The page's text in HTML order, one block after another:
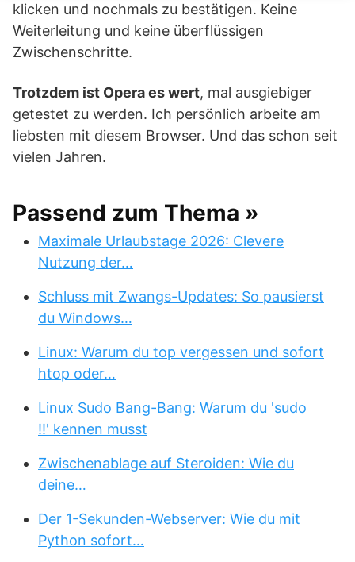
klicken und nochmals zu bestätigen. Keine
Weiterleitung und keine überflüssigen
Zwischenschritte.
Trotzdem ist Opera es wert, mal ausgiebiger
getestet zu werden. Ich persönlich arbeite am
liebsten mit diesem Browser. Und das schon seit
vielen Jahren.
Passend zum Thema »
Maximale Urlaubstage 2026: Clevere
Nutzung der…
Schluss mit Zwangs-Updates: So pausierst
du Windows…
Linux: Warum du top vergessen und sofort
htop oder…
Linux Sudo Bang-Bang: Warum du 'sudo
!!' kennen musst
Zwischenablage auf Steroiden: Wie du
deine…
Der 1-Sekunden-Webserver: Wie du mit
Python sofort…